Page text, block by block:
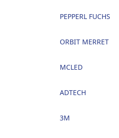
PEPPERL FUCHS
ORBIT MERRET
MCLED
ADTECH
3M